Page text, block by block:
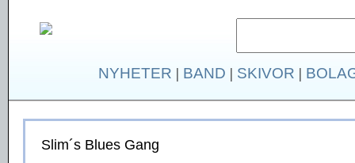
NYHETER | BAND | SKIVOR |
Slim´s Blues Gang